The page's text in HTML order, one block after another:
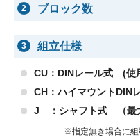
2 ブロック数
3 組立仕様
CU：DINレール式 (使
CH：ハイマウント
J ：シャフト式 （最
※指定無き場合に組